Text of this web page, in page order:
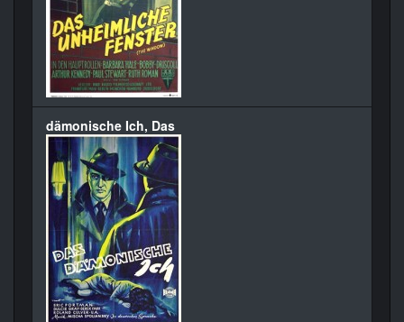
dämonische Ich, Das